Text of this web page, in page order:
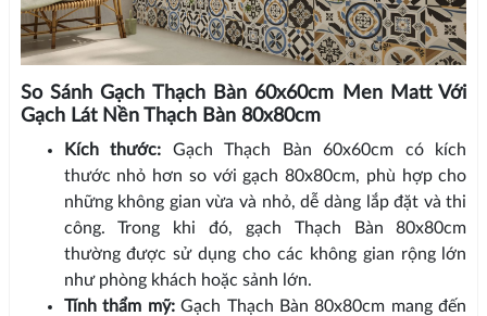
So Sánh Gạch Thạch Bàn 60x60cm Men Matt Với
Gạch Lát Nền Thạch Bàn 80x80cm
Kích thước: Gạch Thạch Bàn 60x60cm có kích
thước nhỏ hơn so với gạch 80x80cm, phù hợp cho
những không gian vừa và nhỏ, dễ dàng lắp đặt và thi
công. Trong khi đó, gạch Thạch Bàn 80x80cm
thường được sử dụng cho các không gian rộng lớn
như phòng khách hoặc sảnh lớn.
Tính thẩm mỹ:Gạch Thạch Bàn 80x80cm mang đến